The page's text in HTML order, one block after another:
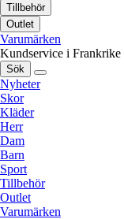
Tillbehör
Outlet
Varumärken
Kundservice i Frankrike
Sök
Nyheter
Skor
Kläder
Herr
Dam
Barn
Sport
Tillbehör
Outlet
Varumärken